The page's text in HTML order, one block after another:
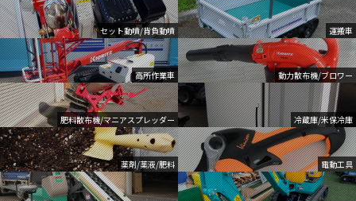
セット動噴/背負動噴 運搬車
高所作業車 動力散布機/ブロワー
肥料散布機/マニアスプレッダー 冷蔵庫/米保冷庫
薬剤/薬液/肥料 電動工具